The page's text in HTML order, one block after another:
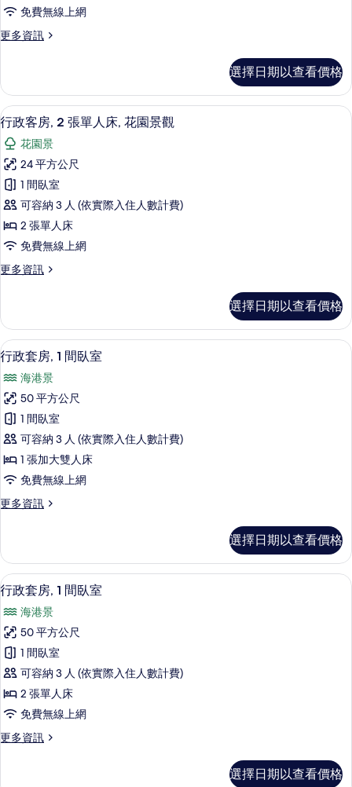
所
有
景
的
人
床,
灣
景
觀
的
所
有
相
片
免費無線上網
更多資訊
更
2
張
單
人
床,
海
灣
景
觀
的
詳
情
選擇日期以查看價格
顯
示
行
政
客
房,
2
張
單
床,
花
園
景
觀
的
所
有
相
片
高級寢具、迷你吧、客房內保險箱、書
9
行政客房, 2 張單人床, 花園景觀
花園景
24 平方公尺
1 間臥室
可容納 3 人 (依實際入住人數計費)
2 張單人床
免費無線上網
更多資訊
更
客
房,
2
張
單
人
床,
花
園
景
觀
的
情
選擇日期以查看價格
顯
示
行
政
套
房,
1
間
臥
的
所
有
相
片
行政套房, 1 間臥室 | 高級寢具、迷你
8
行政套房, 1 間臥室
海港景
50 平方公尺
1 間臥室
可容納 3 人 (依實際入住人數計費)
1 張加大雙人床
免費無線上網
更多資訊
更
套
房,
1
間
臥
室
的
詳
情
選擇日期以查看價格
顯
示
行
政
套
房,
1
間
臥
行政套房, 1 間臥室 | 高級寢具、迷你
8
行政套房, 1 間臥室
海港景
50 平方公尺
1 間臥室
可容納 3 人 (依實際入住人數計費)
2 張單人床
免費無線上網
更多資訊
更
選擇日期以查看價格